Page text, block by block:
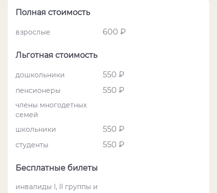
Полная стоимость
взрослые 600 ₽
Льготная стоимость
дошкольники 550 ₽
пенсионеры 550 ₽
члены многодетных
семей
школьники
550 ₽
студенты 550 ₽
Бесплатные билеты
инвалиды I, II группы и